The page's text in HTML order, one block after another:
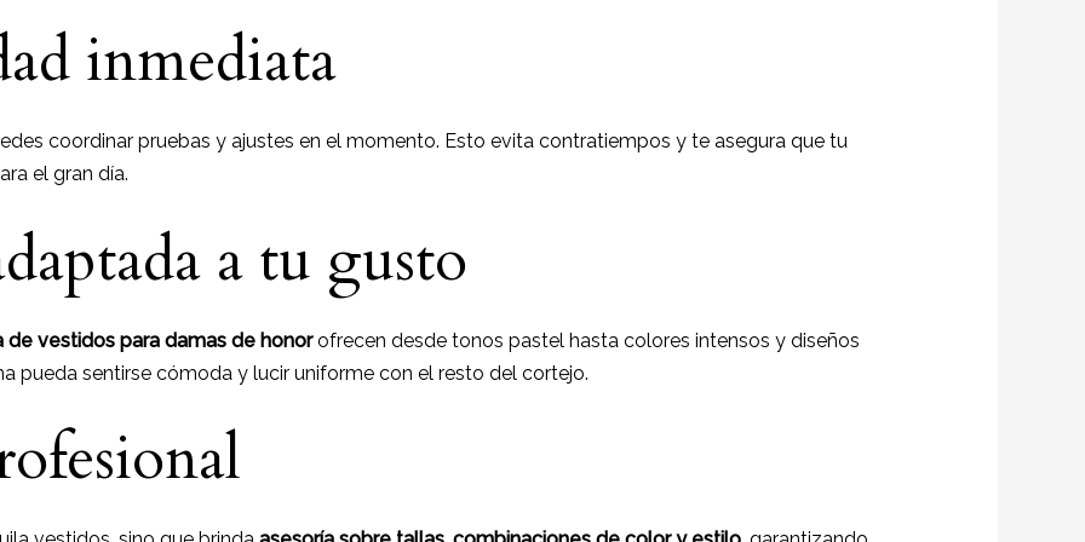
inmediata
coordinar pruebas y ajustes en el momento. Esto evita contratiempos y te asegura que tu
el gran día.
a tu gusto
de vestidos para damas de honorofrecen desde tonos pastel hasta colores intensos y diseños
pueda sentirse cómoda y lucir uniforme con el resto del cortejo.